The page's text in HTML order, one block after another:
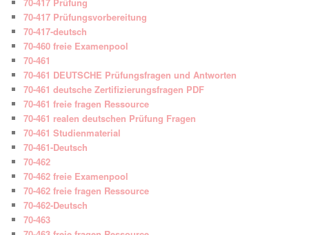
70-417 Prüfungsvorbereitung
70-417-deutsch
70-460 freie Examenpool
70-461
70-461 DEUTSCHE Prüfungsfragen und Antworten
70-461 deutsche Zertifizierungsfragen PDF
70-461 freie fragen Ressource
70-461 realen deutschen Prüfung Fragen
70-461 Studienmaterial
70-461-Deutsch
70-462
70-462 freie Examenpool
70-462 freie fragen Ressource
70-462-Deutsch
70-463